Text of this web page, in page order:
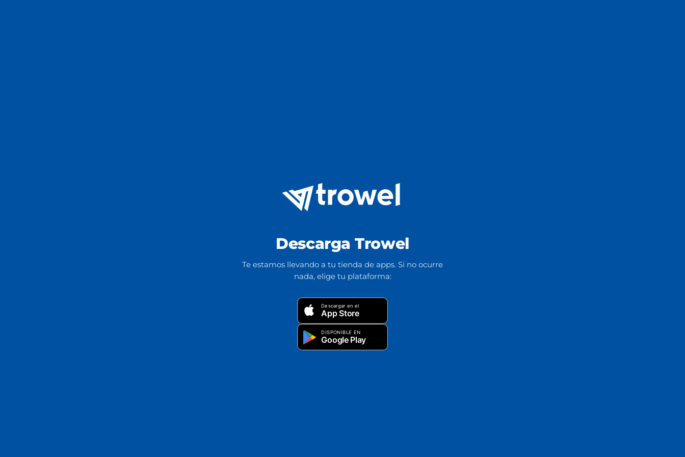
Descarga Trowel
Te estamos llevando a tu tienda de apps. Si no ocurre
nada, elige tu plataforma:
Descargar en el
App Store
DISPONIBLE EN
Google Play